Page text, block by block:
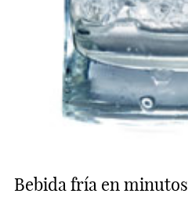
Bebida fría en minutos